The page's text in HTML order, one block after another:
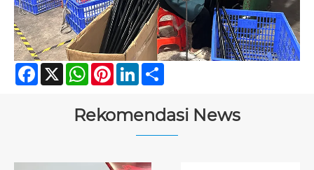
Facebook
X WhatsApp
Pinterest
LinkedIn
Rekomendasi News